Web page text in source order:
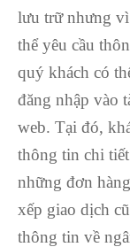
lưu trữ nhưng
thể yêu cầu
quý khách có
đăng nhập vào
web. Tại đó,
thông tin chi tiết
những đơn
xếp giao dịch
thông tin về